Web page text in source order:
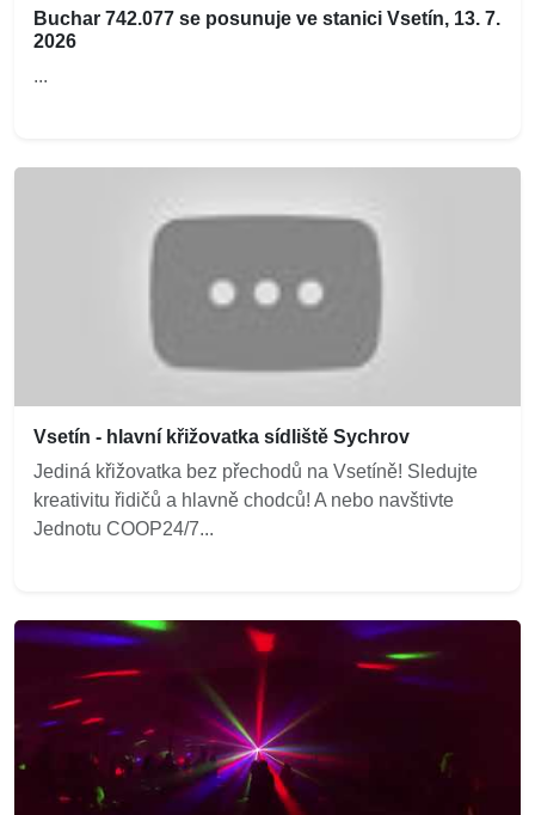
Buchar 742.077 se posunuje ve stanici Vsetín, 13. 7.
2026
...
Vsetín - hlavní křižovatka sídliště Sychrov
Jediná křižovatka bez přechodů na Vsetíně! Sledujte
kreativitu řidičů a hlavně chodců! A nebo navštivte
Jednotu COOP24/7...